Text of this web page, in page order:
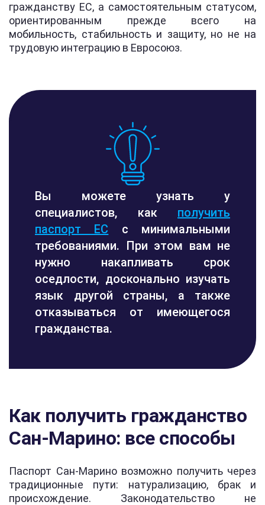
гражданству ЕС, а самостоятельным статусом,
ориентированным прежде всего на
мобильность, стабильность и защиту, но не на
трудовую интеграцию в Евросоюз.
Вы можете узнать у
специалистов, как получить
паспорт ЕС с минимальными
требованиями. При этом вам не
нужно накапливать срок
оседлости, досконально изучать
язык другой страны, а также
отказываться от имеющегося
гражданства.
Как получить гражданство
Сан-Марино: все способы
Паспорт Сан-Марино возможно получить через
традиционные пути: натурализацию, брак и
происхождение. Законодательство не